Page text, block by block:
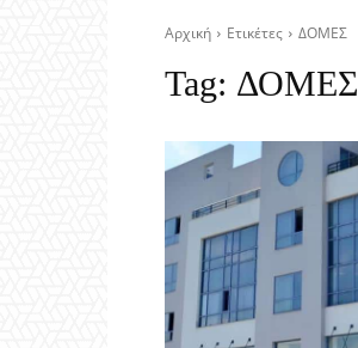
Αρχική Ετικέτες ΔΟΜΕΣ
Tag: ΔΟΜΕΣ